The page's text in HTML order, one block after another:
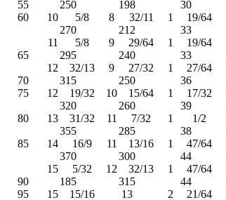
55 250 198 30
60 10 5/8 8 32/11 1 19/64
270 212 33
11 5/8 9 29/64 1 19/64
65 295 240 33
12 32/13 9 27/32 1 27/64
70 315 250 36
75 12 19/32 10 15/64 1 17/32
320 260 39
80 13 31/32 11 7/32 1 1/2
355 285 38
85 14 16/9 11 13/16 1 47/64
370 300 44
15 5/32 12 32/13 1 47/64
90 185 315 44
95 15 15/16 13 2 21/64